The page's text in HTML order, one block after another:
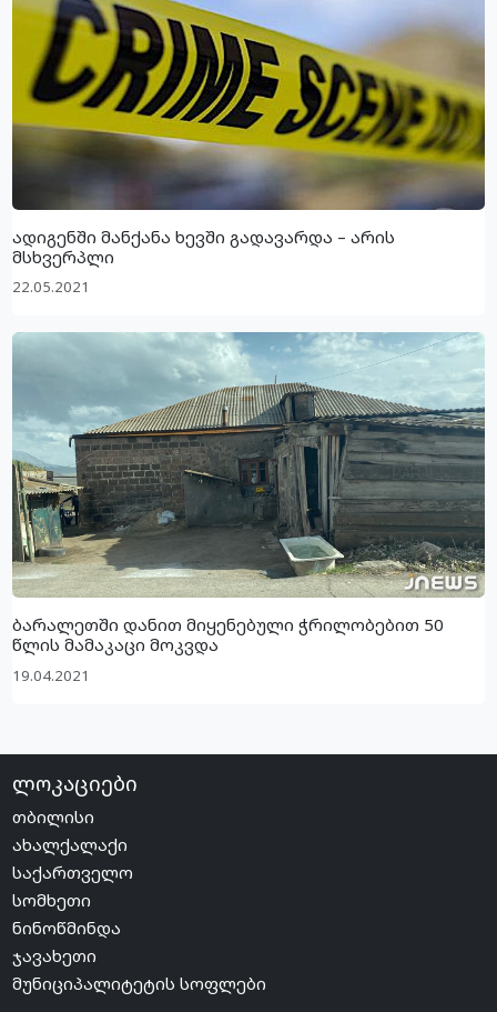
ადიგენში მანქანა ხევში გადავარდა – არის
მსხვერპლი
22.05.2021
ბარალეთში დანით მიყენებული ჭრილობებით 50
წლის მამაკაცი მოკვდა
19.04.2021
ლოკაციები
თბილისი
ახალქალაქი
საქართველო
სომხეთი
ნინოწმინდა
ჯავახეთი
მუნიციპალიტეტის სოფლები